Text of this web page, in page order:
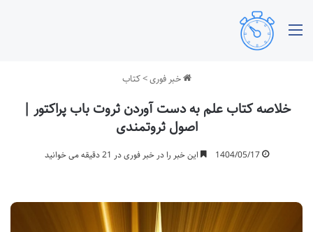
خبر فوری>کتاب
خلاصه کتاب علم به دست آوردن ثروت باب پراکتور |
اصول ثروتمندی
1404/05/17 این خبر را در خبر فوری در 21 دقیقه می خوانید